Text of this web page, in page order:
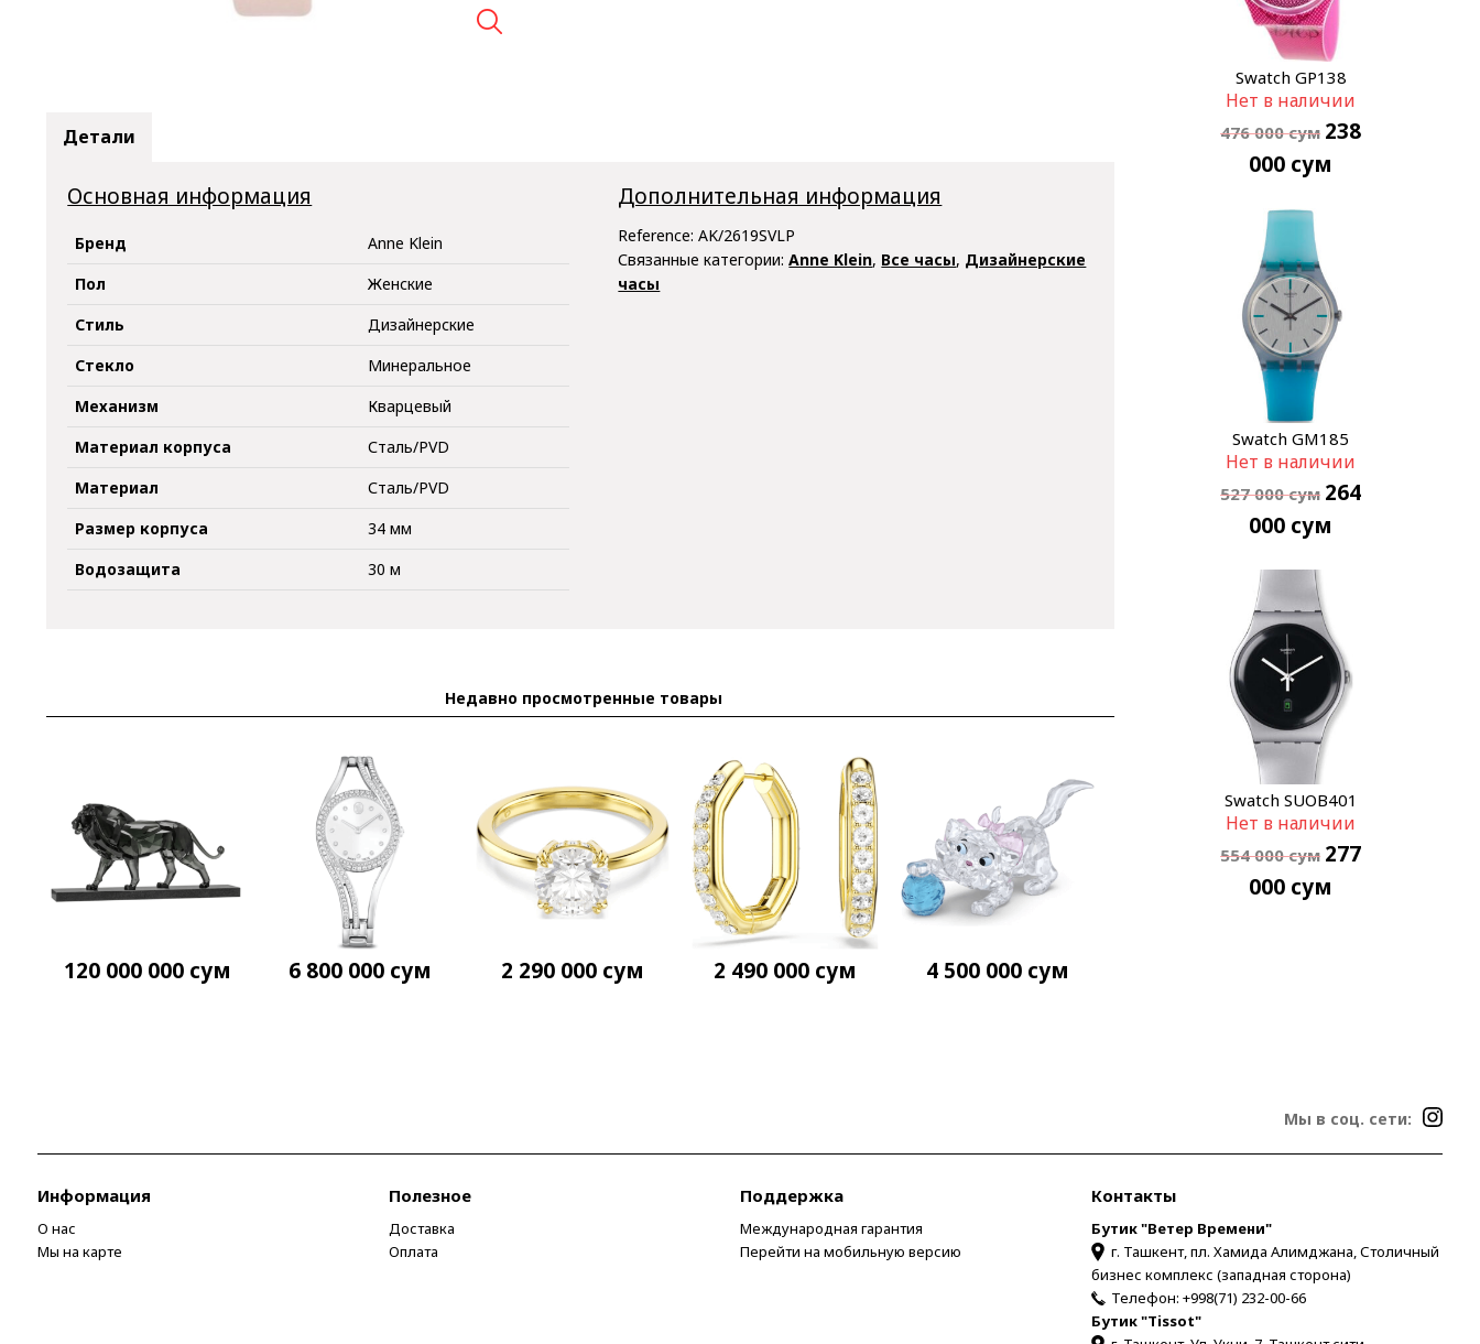
Детали
Основная информация
Бренд
Anne Klein
Пол
Женские
Стиль
Дизайнерские
Стекло
Минеральное
Механизм
Кварцевый
Материал корпуса
Сталь/PVD
Материал
Сталь/PVD
Размер корпуса
34 мм
Водозащита
30 м
Дополнительная информация
Reference:AK/2619SVLP
Связанные категории:Anne Klein, Все часы, Дизайнерские
часы
Недавно просмотренные товары
120 000 000 сум 6 800 000 сум 2 290 000 сум 2 490 000 сум 4 500 000 сум
Swatch GP138
Нет в наличии
476 000сум 238
000 сум
Swatch GM185
Нет в наличии
527 000сум 264
000 сум
Swatch SUOB401
Нет в наличии
554 000сум 277
000 сум
Мы в соц. сети:
Информация
О нас
Мы на карте
Полезное
Доставка
Оплата
Поддержка
Международная гарантия
Перейти на мобильную версию
Контакты
Бутик "Ветер Времени"
г. Ташкент, пл. Хамида Алимджана, Столичный
бизнес комплекс (западная сторона)
Телефон: +998(71) 232-00-66
Бутик "Tissot"